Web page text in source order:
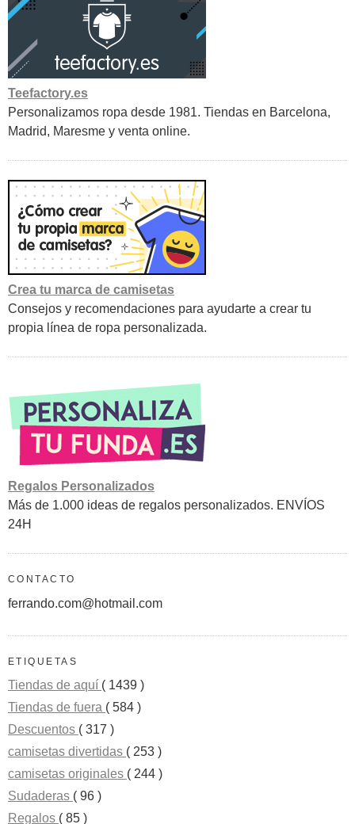
Teefactory.es
Personalizamos ropa desde 1981. Tiendas en Barcelona,
Madrid, Maresme y venta online.
Crea tu marca de camisetas
Consejos y recomendaciones para ayudarte a crear tu
propia línea de ropa personalizada.
Regalos Personalizados
Más de 1.000 ideas de regalos personalizados. ENVÍOS
24H
CONTACTO
ferrando.com@hotmail.com
ETIQUETAS
Tiendas de aquí ( 1439 )
Tiendas de fuera ( 584 )
Descuentos ( 317 )
camisetas divertidas ( 253 )
camisetas originales ( 244 )
Sudaderas ( 96 )
Regalos ( 85 )